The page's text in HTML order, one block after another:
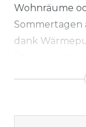
Wohnräume
Sommertagen
dank
mobilen
mit einem